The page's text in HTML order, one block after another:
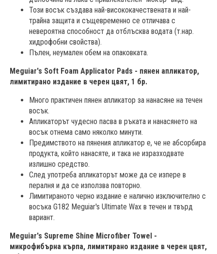
Този восък създава най-висококачествената и най-
трайна защита и същевременно се отличава с
невероятна способност да отблъсква водата (т.нар.
хидрофобни свойства).
Пълен, неумален обем на опаковката.
Meguiar's Soft Foam Applicator Pads - пянен апликатор,
лимитирано издание в черен цвят, 1 бр.
Много практичен пянен апликатор за нанасяне на течен
восък.
Апликаторът чудесно пасва в ръката и нанасянето на
восък отнема само няколко минути.
Предимството на пянения апликатор е, че не абсорбира
продукта, който нанасяте, и така не изразходвате
излишно средство.
След употреба апликаторът може да се изпере в
пералня и да се използва повторно.
Лимитираното черно издание е налично изключително с
восъка G182 Meguiar's Ultimate Wax в течен и твърд
вариант.
Meguiar's Supreme Shine Microfiber Towel -
микрофибърна кърпа, лимитирано издание в черен цвят,